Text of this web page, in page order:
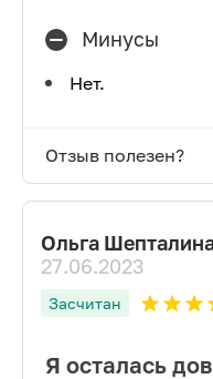
Минусы
Нет.
Отзыв полезен?
Ольга
27.06.2023
Засчитан
Я осталась